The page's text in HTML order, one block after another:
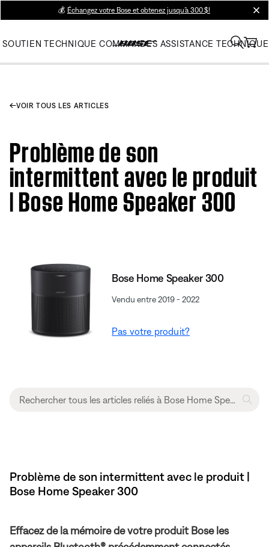
💰 Échangez votre Bose et obtenez jusqu’à 300 $!
SOUTIEN TECHNIQUE COMMANDES ASSISTANCE TECHNIQUE
VOIR TOUS LES ARTICLES
Problème de son
intermittent avec le produit
| Bose Home Speaker 300
Bose Home Speaker 300
Vendu entre 2019 - 2022
Pas votre produit?
Problème de son intermittent avec le produit |
Bose Home Speaker 300
Effacez de la mémoire de votre produit Bose les